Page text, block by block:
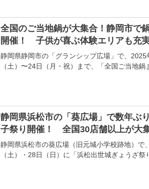
全国のご当地鍋が大集合！静岡市で
開催！ 子供が喜ぶ体験エリアも充
静岡県静岡市の「グランシップ広場」で、2025
（土）〜24日（月・祝）まで、「全国ご当地鍋
静岡県浜松市の「葵広場」で数年ぶ
子祭り開催！ 全国30店舗以上が大
静岡県浜松市の葵広場（旧元城小学校跡地）で
（土）・28日（日）に「浜松出世城ぎょうざ祭